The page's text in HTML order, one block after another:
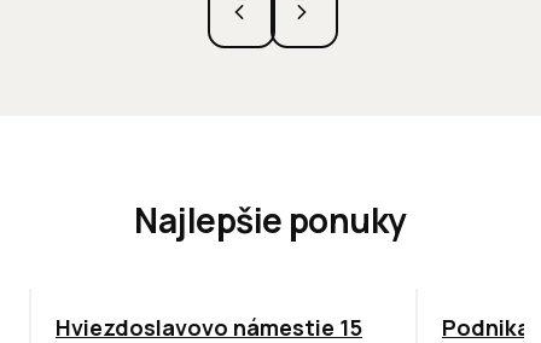
Najlepšie ponuky
ODPORÚČAME
Hviezdoslavovo námestie 15